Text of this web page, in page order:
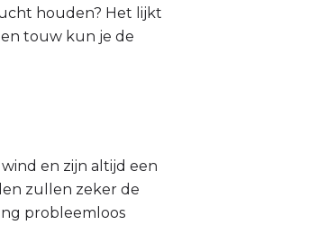
houden? Het lijkt
touw kun je de
en zijn altijd een
zullen zeker de
probleemloos